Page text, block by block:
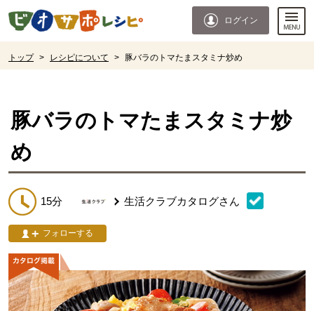
ページの先頭です。
ログイン
トップ > レシピについて > 豚バラのトマたまスタミナ炒め
豚バラのトマたまスタミナ炒
め
15分 生活クラブカタログさん
フォローする